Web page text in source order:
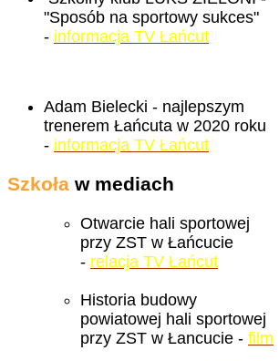
"Sposób na sportowy sukces"
- informacja TV Łańcut
Adam Bielecki - najlepszym
trenerem Łańcuta w 2020 roku
- informacja TV Łańcut
Szkoła w mediach
Otwarcie hali sportowej
przy ZST w Łańcucie
- relacja TV Łańcut
Historia budowy
powiatowej hali sportowej
przy ZST w Łancucie - film